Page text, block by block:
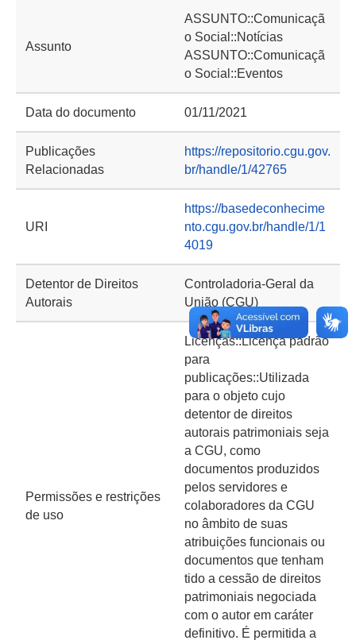
Assunto
ASSUNTO::Comunicaçã
o Social::Notícias
ASSUNTO::Comunicaçã
o Social::Eventos
Data do documento 01/11/2021
Publicações
Relacionadas
https://repositorio.cgu.gov.
br/handle/1/42765
URI
https://basedeconhecime
nto.cgu.gov.br/handle/1/1
4019
Detentor de Direitos
Autorais
Controladoria-Geral da
União (CGU)
Permissões e restrições
de uso
Licenças::Licença padrão
para
publicações::Utilizada
para o objeto cujo
detentor de direitos
autorais patrimoniais seja
a CGU, como
documentos produzidos
pelos servidores e
colaboradores da CGU
no âmbito de suas
atribuições funcionais ou
documentos que tenham
tido a cessão de direitos
patrimoniais negociada
com o autor em caráter
definitivo. É permitida a